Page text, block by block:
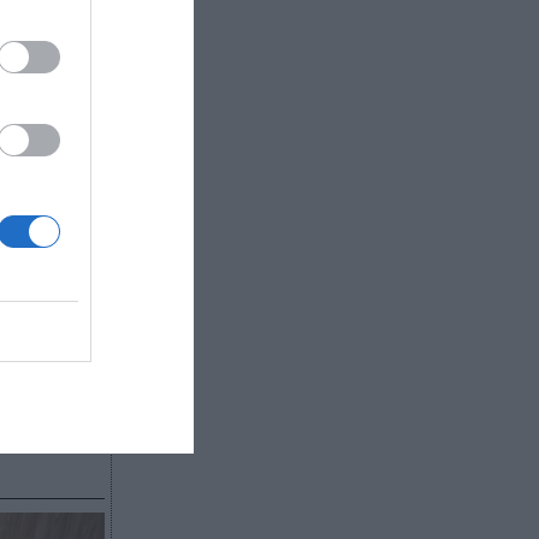
y en
a
Team
que
sigan